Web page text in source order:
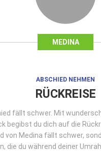
MEDINA
ABSCHIED NEHMEN
RÜCKREISE
fällt schwer. Mit
begibst du dich auf die
von Medina fällt schwer,
die du während deiner